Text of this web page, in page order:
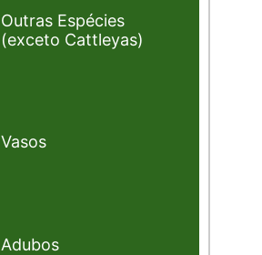
Outras Espécies
(exceto Cattleyas)
Vasos
Adubos